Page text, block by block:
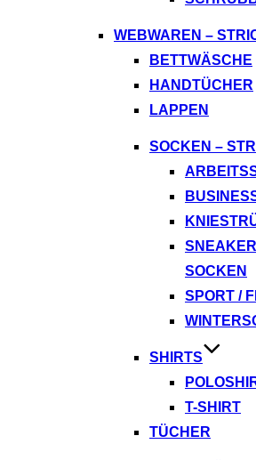
WEBWAREN –
BETTWÄSCHE
HANDTÜCHER
LAPPEN
SOCKEN –
SOCKEN
SPORT /
SHIRTS
T-SHIRT
TÜCHER